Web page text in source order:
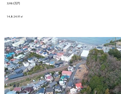
3,980万円
14,824.91㎡